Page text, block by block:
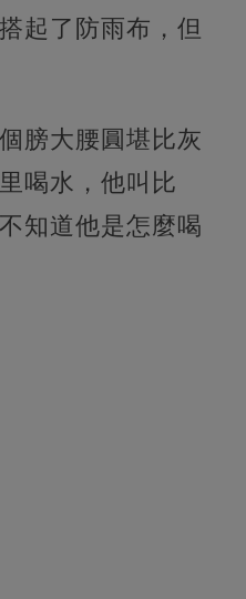
起了防雨布，但
膀大腰圓堪比灰
喝水，他叫比
知道他是怎麼喝